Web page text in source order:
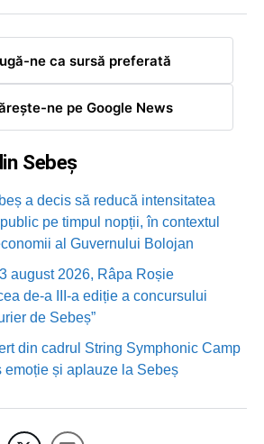
ne ca sursă preferată
ne pe Google News
Sebeș
a decis să reducă intensitatea
pe timpul nopții, în contextul
al Guvernului Bolojan
august 2026, Râpa Roșie
de-a III-a ediție a concursului
de Sebeș”
din cadrul String Symphonic Camp
emoție și aplauze la Sebeș